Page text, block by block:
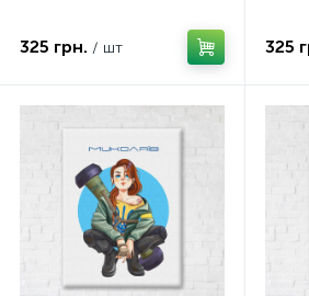
325 грн. / шт 325